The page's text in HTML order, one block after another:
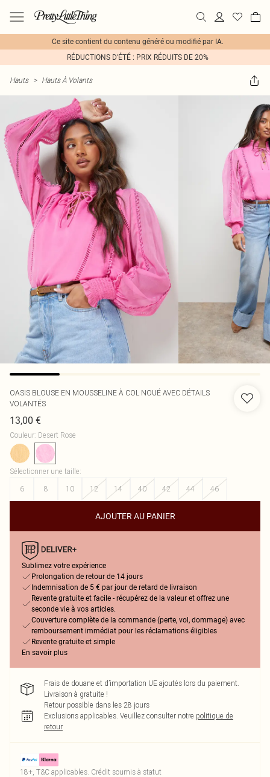
Ce site contient du contenu généré ou modifié par IA.
RÉDUCTIONS D'ÉTÉ : PRIX RÉDUITS DE 20%
Hauts > Hauts À Volants
OASIS BLOUSE EN MOUSSELINE À COL NOUÉ AVEC DÉTAILS
VOLANTÉS
13,00 €
Couleur: Desert Rose
Sélectionner une taille:
6
8 10 12 14 40 42 44 46
AJOUTER AU PANIER
Sublimez votre expérience
Prolongation de retour de 14 jours
Indemnisation de 5 € par jour de retard de livraison
Revente gratuite et facile - récupérez de la valeur et offrez une
seconde vie à vos articles.
Couverture complète de la commande (perte, vol, dommage) avec
remboursement immédiat pour les réclamations éligibles
Revente gratuite et simple
En savoir plus
Frais de douane et d’importation UE ajoutés lors du paiement.
Livraison à gratuite !
Retour possible dans les 28 jours
Exclusions applicables. Veuillez consulter notre politique de
retour
18+, T&C applicables. Crédit soumis à statut